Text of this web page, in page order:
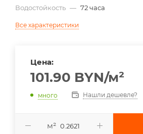
Водостойкость — 72 часа
Все характеристики
Цена:
101.90 BYN/м²
много Нашли дешевле?
м²